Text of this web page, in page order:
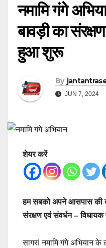
नमामि गंगे
बावड़ी का
हुआ शुरू
By
JUN 7, 2024
शेयर करें
हम सबको अपने आसपास की
संरक्षण एवं संवर्धन – विधायक
सागरI नमामि गंगे अभियान